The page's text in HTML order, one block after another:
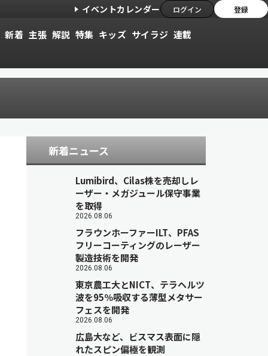
イベントカレンダー ログイン 登録
新着 主張 解説 特集 キッズ サイラジ 連載
新着ニュース
Lumibird、Cilas株を売却しレ
ーザー・メガジュール保守事業
を取得
2026.08.06
フラウンホーファーILT、PFAS
フリーコーティングのレーザー
製造技術を開発
2026.08.06
東京農工大とNICT、テラヘルツ
波を95％吸収する薄型メタサー
フェスを開発
2026.08.06
広島大など、ビスマス表面に隠
れたスピン偏極を観測